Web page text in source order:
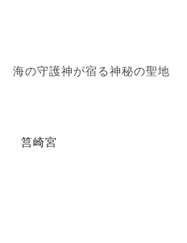
海の守護神が宿る神秘の聖地
筥崎宮